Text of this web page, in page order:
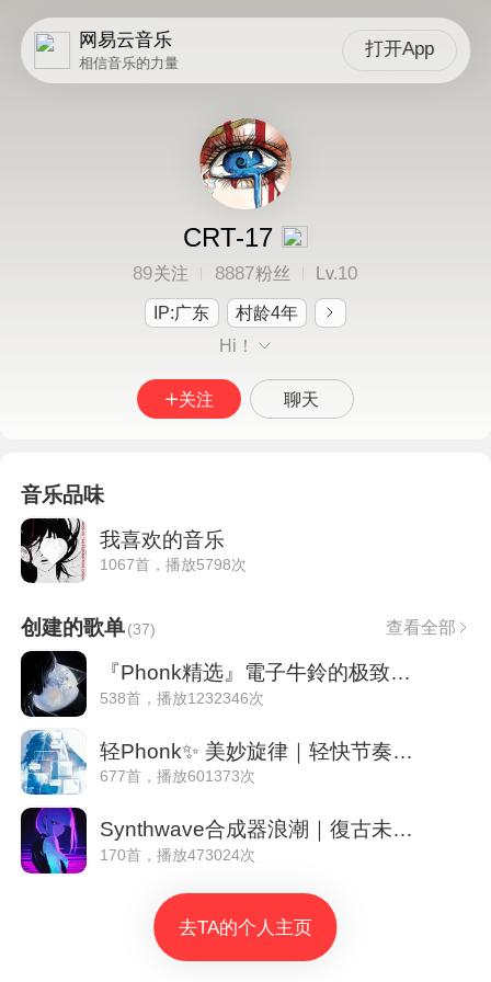
网易云音乐
相信音乐的力量
打开App
CRT-17
89关注 8887粉丝 Lv.10
IP:广东
村龄4年
Hi！
关注 聊天
音乐品味
我喜欢的音乐
1067首，播放5798次
创建的歌单(37) 查看全部
『Phonk精选』電子牛鈴的极致美学
538首，播放1232346次
轻Phonk✨ 美妙旋律｜轻快节奏｜空灵意境
677首，播放601373次
Synthwave合成器浪潮｜復古未來主義80'
170首，播放473024次
去TA的个人主页